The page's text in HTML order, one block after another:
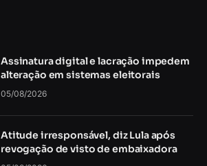
Assinatura digital e lacração impedem
alteração em sistemas eleitorais
05/08/2026
Atitude irresponsável, diz Lula após
revogação de visto de embaixadora